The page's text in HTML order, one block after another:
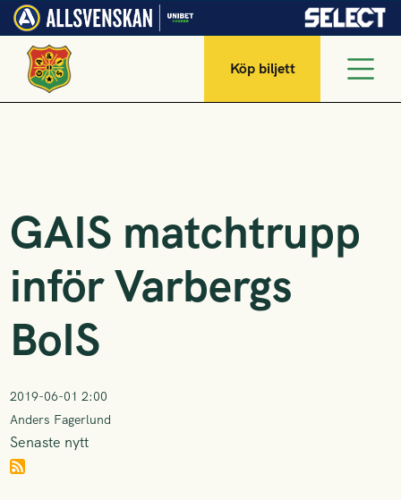
Köp biljett
GAIS matchtrupp
inför Varbergs
BoIS
2019-06-01 2:00
Anders Fagerlund
Senaste nytt